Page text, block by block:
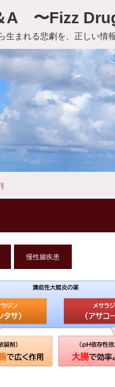
A 〜Fizz
生まれる悲劇を、正しい情
慢性腸疾患